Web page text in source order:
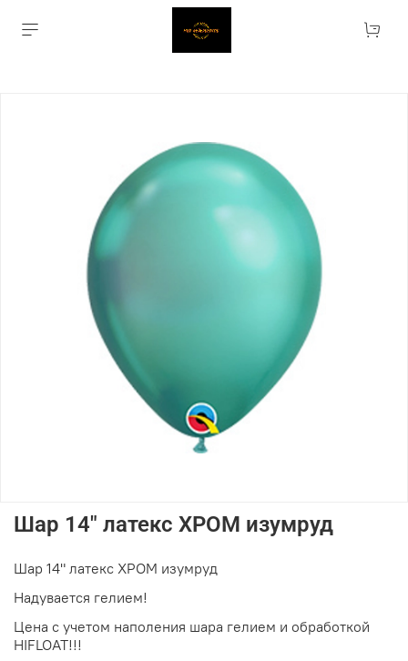
Шар 14" латекс ХРОМ изумруд
Шар 14" латекс ХРОМ изумруд
Надувается гелием!
Цена с учетом наполения шара гелием и обработкой
HIFLOAT!!!